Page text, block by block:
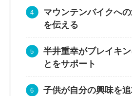
マウンテンバイクへ
を伝える
半井重幸がブレイキ
とをサポート
子供が自分の興味を